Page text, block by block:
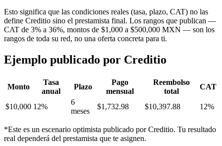
Esto significa que las condiciones reales (tasa, plazo, CAT) no las
define Creditio sino el prestamista final. Los rangos que publican —
CAT de 3% a 36%, montos de $1,000 a $500,000 MXN — son los
rangos de toda su red, no una oferta concreta para ti.
Ejemplo publicado por Creditio
Monto
Tasa
anual
Plazo
Pago
mensual
Reembolso
total
CAT
$10,000 12%
6
meses
$1,732.98 $10,397.88 12%
*Este es un escenario optimista publicado por Creditio. Tu resultado
real dependerá del prestamista que te asignen.